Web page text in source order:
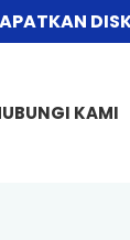
KAMI